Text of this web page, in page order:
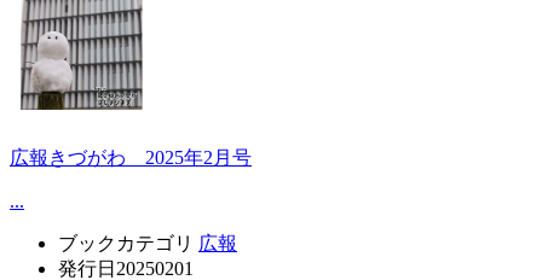
広報きづがわ 2025年2月号
...
ブックカテゴリ 広報
発行日 20250201